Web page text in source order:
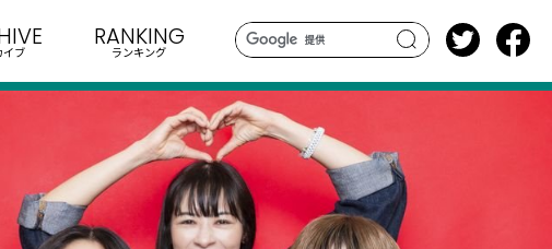
search
イブ
RANKING
ランキング